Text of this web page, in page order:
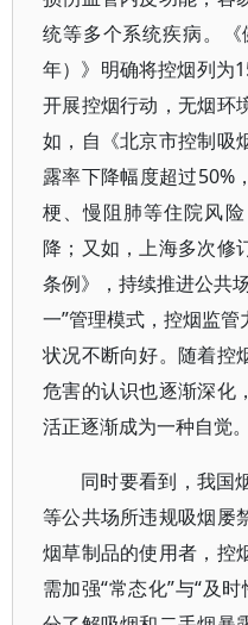
统等多个系统疾病。
年）》明确将控烟列为
开展控烟行动，无烟环
如，自《北京市控制吸
露率下降幅度超过50%
梗、慢阻肺等住院风
降；又如，上海多次修
条例》，持续推进公共
一”管理模式，控烟监
状况不断向好。随着控
危害的认识也逐渐深化
活正逐渐成为一种自觉。
同时要看到，我国
等公共场所违规吸烟屡
烟草制品的使用者，控
需加强“常态化”与“及